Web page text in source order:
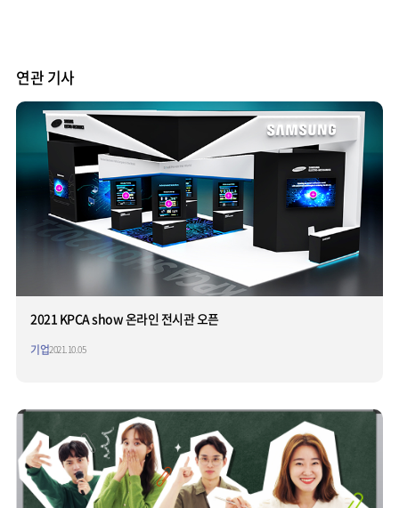
연관 기사
2021 KPCA show 온라인 전시관 오픈
기업2021.10.05